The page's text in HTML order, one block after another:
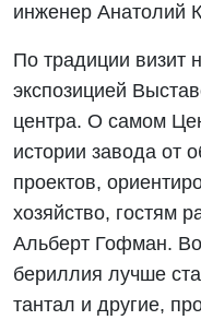
инженер Анатолий
По традиции визит
экспозицией
центра. О самом
истории завода от
проектов,
хозяйство, гостям
Альберт Гофман.
бериллия лучше
тантал и другие,